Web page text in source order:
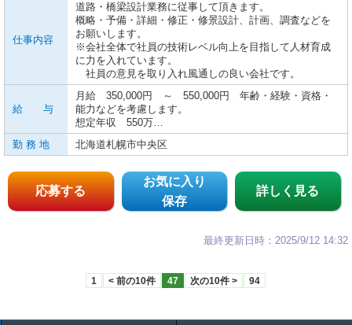
仕事内容
道路・橋梁設計業務に従事して頂きます。
概略・予備・詳細・修正・修景設計、計画、調査などを
お願いします。
※会社全体で社員の技術レベル向上を目指して人材育成
に力を入れています。
社員の意見を取り入れ風通しの良い会社です。
給 与
月給 350,000円 ～ 550,000円 年齢・経験・資格・
能力などを考慮します。
想定年収 550万…
勤 務 地
北海道札幌市中央区
応募する
お気に入り
保存
詳しく見る
最終更新日時：2025/9/12 14:32
1 < 前の10件 47 次の10件 > 94